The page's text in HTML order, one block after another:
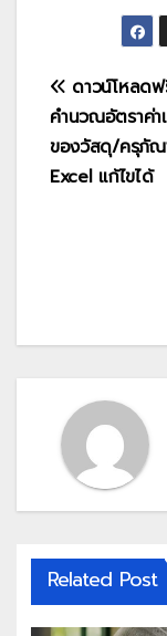
แนะแนว
เรื่อง
ดาวน์โหลด
คำนวณอัตราค่า
ของวัสดุ/ครุภั
Excel แก้ไขได้
Related Post